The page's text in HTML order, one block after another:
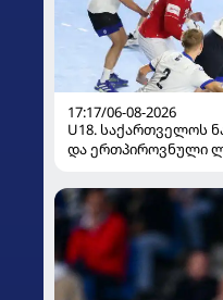
17:17/06-08-2026
U18. საქართველოს
და ერთპიროვნული